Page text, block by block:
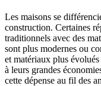
Les maisons se
construction. Certaines
traditionnels avec des
sont plus modernes ou
et matériaux plus
à leurs grandes
cette dépense au fil des